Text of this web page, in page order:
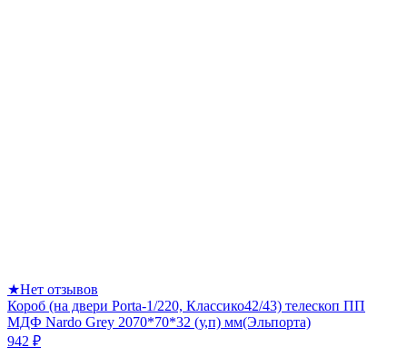
★Нет отзывов
Короб (на двери Porta-1/220, Классико42/43) телескоп ПП
МДФ Nardo Grey 2070*70*32 (у,п) мм(Эльпорта)
942 ₽